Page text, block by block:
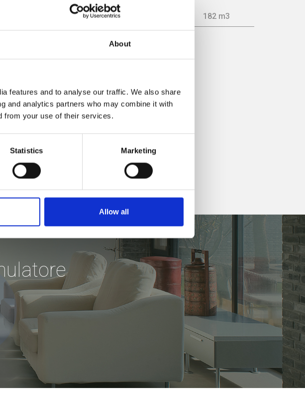
About
features and to analyse our traffic. We also share
and analytics partners who may combine it with
from your use of their services.
Statistics Marketing
Allow all
80,5 % 182 m3
classe di efficienza